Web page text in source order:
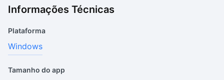
Informações Técnicas
Plataforma
Windows
Tamanho do app